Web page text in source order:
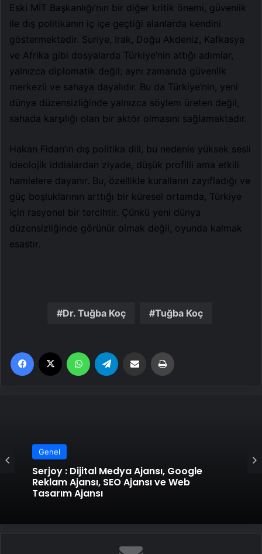
Eski MİT Başkanlığı’nın bir diğer kritik önemi, güvenlik
ile dış politikanın iç içe geçtiği alanlarda kendini
göstermektedir. Suriye, Irak, Doğu Akdeniz, Kafkasya
ve Afrika gibi dosyalarda Türkiye’nin attığı adımlar,
yalnızca diplomatik değil; aynı zamanda güvenlik
merkezli ve sahaya dayalıdır. Bu da Türkiye’nin, yeni
dünya düzensizliğinde yalnızca söylem üreten değil,
sahada karşılığı olan bir aktör olmasını sağlamaktadır.
Hakan Fidan’ın dış politika dili, bu nedenle yüksek sesli
ideolojik iddialardan ziyade, düşük profilli ama etkili
hamlelere dayanır. Bu, özellikle kuralların zayıfladığı ve
güç boşluklarının arttığı bir küresel ortamda, Türkiye
için rasyonel bir tercihtir. Çünkü yeni dünya
düzensizliğinde görünür olmak değil, oyunda kalmak
esastır.
Dr. Tuğba Koç Tuğba Koç
Facebook WhatsApp Email'den paylaş
Genel
Serjoy : Dijital Medya Ajansı, Google
Reklam Ajansı, SEO Ajansı ve Web
Tasarım Ajansı